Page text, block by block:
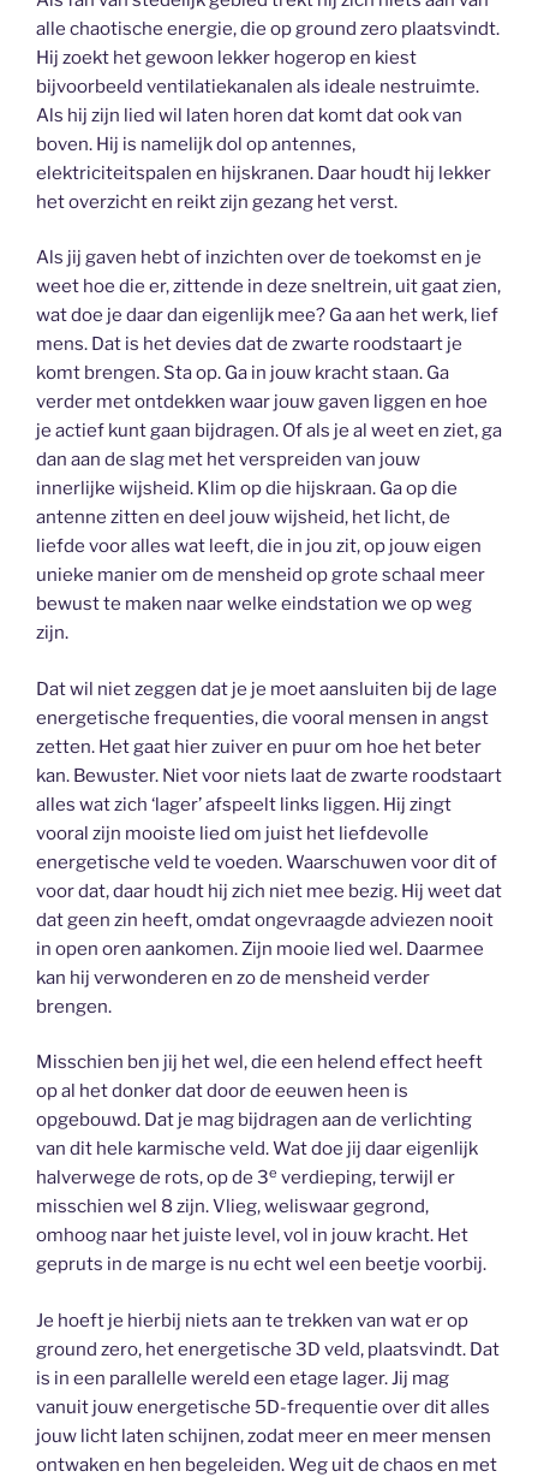
alle chaotische energie, die op ground zero plaatsvindt.
Hij zoekt het gewoon lekker hogerop en kiest
bijvoorbeeld ventilatiekanalen als ideale nestruimte.
Als hij zijn lied wil laten horen dat komt dat ook van
boven. Hij is namelijk dol op antennes,
elektriciteitspalen en hijskranen. Daar houdt hij lekker
het overzicht en reikt zijn gezang het verst.
Als jij gaven hebt of inzichten over de toekomst en je
weet hoe die er, zittende in deze sneltrein, uit gaat zien,
wat doe je daar dan eigenlijk mee? Ga aan het werk, lief
mens. Dat is het devies dat de zwarte roodstaart je
komt brengen. Sta op. Ga in jouw kracht staan. Ga
verder met ontdekken waar jouw gaven liggen en hoe
je actief kunt gaan bijdragen. Of als je al weet en ziet, ga
dan aan de slag met het verspreiden van jouw
innerlijke wijsheid. Klim op die hijskraan. Ga op die
antenne zitten en deel jouw wijsheid, het licht, de
liefde voor alles wat leeft, die in jou zit, op jouw eigen
unieke manier om de mensheid op grote schaal meer
bewust te maken naar welke eindstation we op weg
zijn.
Dat wil niet zeggen dat je je moet aansluiten bij de lage
energetische frequenties, die vooral mensen in angst
zetten. Het gaat hier zuiver en puur om hoe het beter
kan. Bewuster. Niet voor niets laat de zwarte roodstaart
alles wat zich ‘lager’ afspeelt links liggen. Hij zingt
vooral zijn mooiste lied om juist het liefdevolle
energetische veld te voeden. Waarschuwen voor dit of
voor dat, daar houdt hij zich niet mee bezig. Hij weet dat
dat geen zin heeft, omdat ongevraagde adviezen nooit
in open oren aankomen. Zijn mooie lied wel. Daarmee
kan hij verwonderen en zo de mensheid verder
brengen.
Misschien ben jij het wel, die een helend effect heeft
op al het donker dat door de eeuwen heen is
opgebouwd. Dat je mag bijdragen aan de verlichting
van dit hele karmische veld. Wat doe jij daar eigenlijk
halverwege de rots, op de 3e verdieping, terwijl er
misschien wel 8 zijn. Vlieg, weliswaar gegrond,
omhoog naar het juiste level, vol in jouw kracht. Het
gepruts in de marge is nu echt wel een beetje voorbij.
Je hoeft je hierbij niets aan te trekken van wat er op
ground zero, het energetische 3D veld, plaatsvindt. Dat
is in een parallelle wereld een etage lager. Jij mag
vanuit jouw energetische 5D-frequentie over dit alles
jouw licht laten schijnen, zodat meer en meer mensen
ontwaken en hen begeleiden. Weg uit de chaos en met